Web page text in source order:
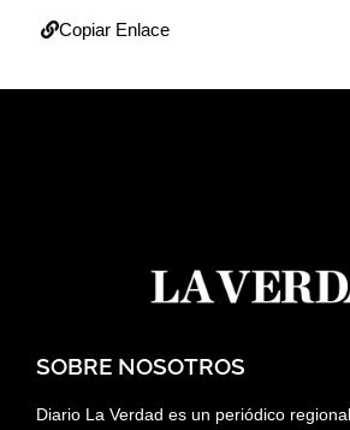
Copiar Enlace
SOBRE NOSOTROS
Diario La Verdad es un periódico